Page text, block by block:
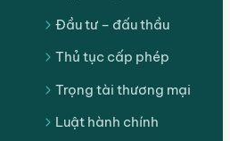
Đầu tư – đấu thầu
Thủ tục cấp phép
Trọng tài thương mại
Luật hành chính